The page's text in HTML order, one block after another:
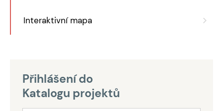
Interaktivní mapa
Přihlášení do
Katalogu projektů